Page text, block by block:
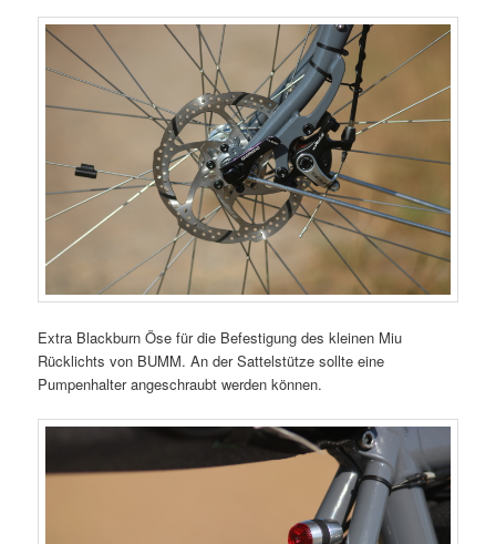
Extra Blackburn Öse für die Befestigung des kleinen Miu
Rücklichts von BUMM. An der Sattelstütze sollte eine
Pumpenhalter angeschraubt werden können.